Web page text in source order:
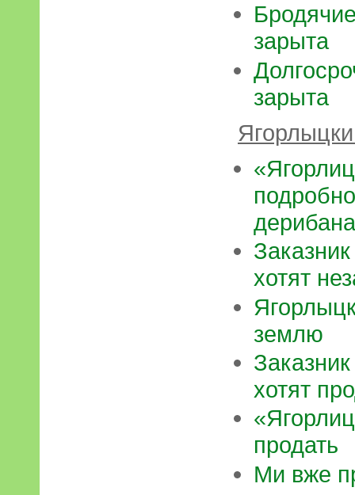
зарыта
зарыта
дерибана
хотят
землю
хотят
продать
Ми вже